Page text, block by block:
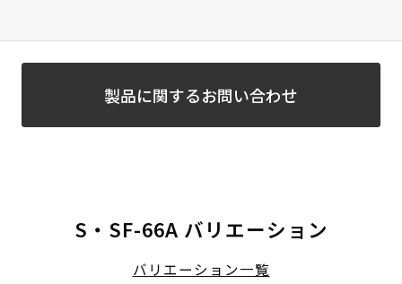
製品に関するお問い合わせ
S・SF-66A バリエーション
バリエーション一覧